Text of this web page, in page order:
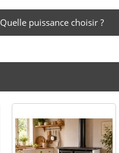
Quelle puissance choisir ?